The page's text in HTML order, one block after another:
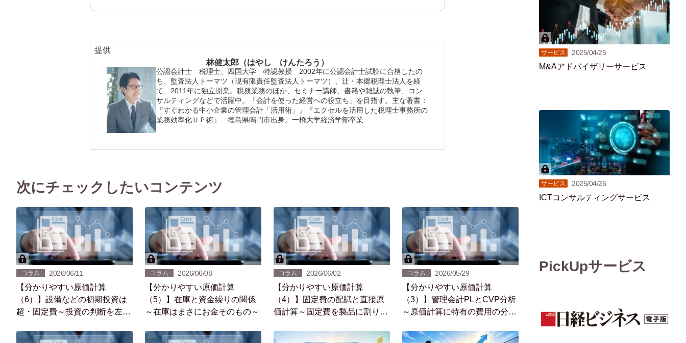
提供
林健太郎（はやし けんたろう）
公認会計士 税理士、四国大学 特認教授 2002年に公認会計⼠試験に合格したの
ち、監査法人トーマツ（現有限責任監査法人トーマツ）、辻・本郷税理士法人を経
て、2011年に独立開業。税務業務のほか、セミナー講師、書籍や雑誌の執筆、コン
サルティングなどで活躍中。「会計を使った経営への役立ち」を目指す。主な著書：
『すぐわかる中小企業の管理会計「活用術」』『エクセルを活用した税理士事務所の
業務効率化ＵＰ術』 徳島県鳴門市出身。一橋大学経済学部卒業
次にチェックしたいコンテンツ
コラム 2026/06/11
【分かりやすい原価計算
（6）】設備などの初期投資は
超・固定費～投資の判断を左右
コラム 2026/06/08
【分かりやすい原価計算
（5）】在庫と資金繰りの関係
～在庫はまさにお金そのもの～
コラム 2026/06/02
【分かりやすい原価計算
（4）】固定費の配賦と直接原
価計算～固定費を製品に割り当
コラム 2026/05/29
【分かりやすい原価計算
（3）】管理会計PLとCVP分析
～原価計算に特有の費用の分け
サービス 2025/04/25
M&Aアドバイザリーサービス
サービス 2025/04/25
ICTコンサルティングサービス
PickUpサービス